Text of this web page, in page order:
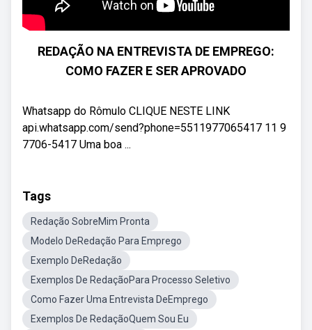
REDAÇÃO NA ENTREVISTA DE EMPREGO:
COMO FAZER E SER APROVADO
Whatsapp do Rômulo CLIQUE NESTE LINK
api.whatsapp.com/send?phone=5511977065417 11 9
7706-5417 Uma boa ...
Tags
Redação SobreMim Pronta
Modelo DeRedação Para Emprego
Exemplo DeRedação
Exemplos De RedaçãoPara Processo Seletivo
Como Fazer Uma Entrevista DeEmprego
Exemplos De RedaçãoQuem Sou Eu